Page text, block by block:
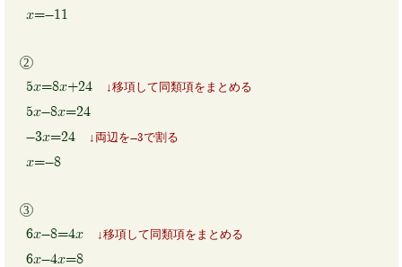
x=-11
5x=8x+24 移項して同類項をまとめる
5x-8x=24
-3x=24
両辺を-3で割る
x=-8
6x-8=4x 移項して同類項をまとめる
6x-4x=8